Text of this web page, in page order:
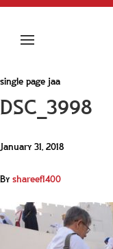
single page jaa
DSC_3998
January 31, 2018
Byshareef1400